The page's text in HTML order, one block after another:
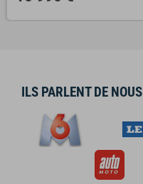
ILS PARLENT DE NOUS